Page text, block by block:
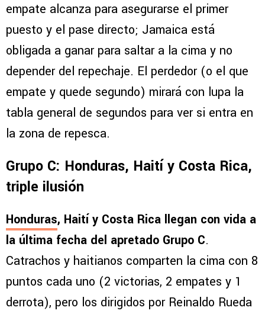
empate alcanza para asegurarse el primer
puesto y el pase directo; Jamaica está
obligada a ganar para saltar a la cima y no
depender del repechaje. El perdedor (o el que
empate y quede segundo) mirará con lupa la
tabla general de segundos para ver si entra en
la zona de repesca.
Grupo C: Honduras, Haití y Costa Rica,
triple ilusión
Honduras, Haití y Costa Rica llegan con vida a
la última fecha del apretado Grupo C.
Catrachos y haitianos comparten la cima con 8
puntos cada uno (2 victorias, 2 empates y 1
derrota), pero los dirigidos por Reinaldo Rueda